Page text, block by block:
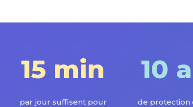
15 min
par jour suffisent pour
10
de protection